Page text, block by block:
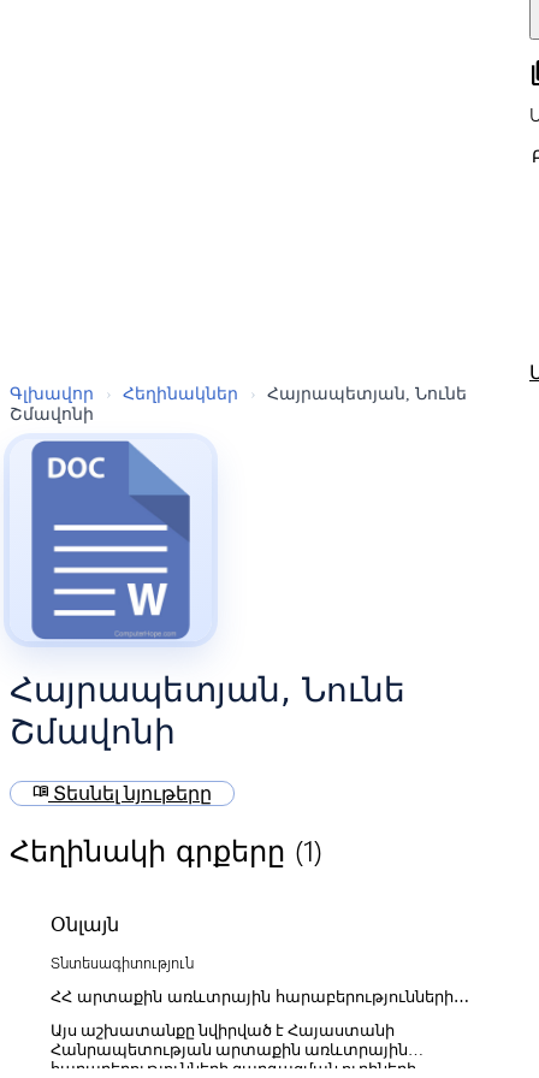
Գլխավոր › Հեղինակներ ›
Հայրապետյան, Նունե
Շմավոնի
Հայրապետյան, Նունե
Շմավոնի
menu_book Տեսնել նյութերը
Հեղինակի գրքերը (1)
Օնլայն
Տնտեսագիտություն
ՀՀ արտաքին առևտրային հարաբերությունների
Այս աշխատանքը նվիրված է Հայաստանի
Հանրապետության արտաքին առևտրային
հարաբերությունների զարգացման ուղիների